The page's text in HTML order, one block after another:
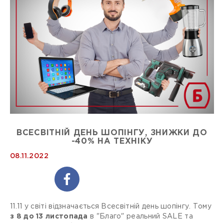
ВСЕСВІТНІЙ ДЕНЬ ШОПІНГУ, ЗНИЖКИ ДО
-40% НА ТЕХНІКУ
08.11.2022
11.11 у світі відзначається Всесвітній день шопінгу. Тому
з 8 до 13 листопада в "Благо" реальний SALE та